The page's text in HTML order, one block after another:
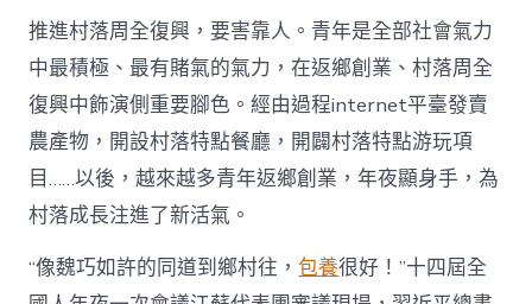
落
財
產
復
興
注
進
人
水
甜
推進村落周全復興，要害靠人。青年是全部社會氣力
中最積極、最有賭氣的氣力，在返鄉創業、村落周全
復興中飾演側重要腳色。經由過程internet平臺發賣
農產物，開設村落特點餐廳，開闢村落特點游玩項
目……以後，越來越多青年返鄉創業，年夜顯身手，為
村落成長注進了新活氣。
“像魏巧如許的同道到鄉村往，包養很好！”十四屆全